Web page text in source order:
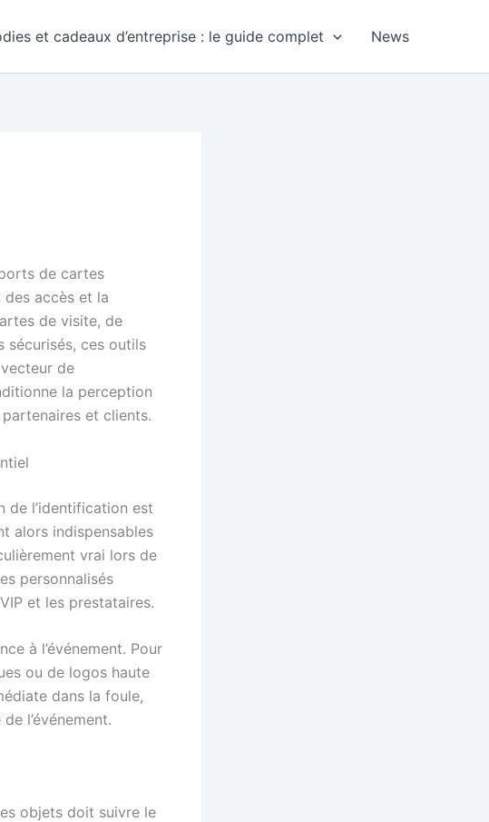
et cadeaux d’entreprise : le guide complet News
de cartes
accès et la
de visite, de
sécurisés, ces outils
de
la perception
partenaires et clients.
de l’identification est
alors indispensables
vrai lors de
personnalisés
et les prestataires.
à l’événement. Pour
ou de logos haute
dans la foule,
l’événement.
objets doit suivre le